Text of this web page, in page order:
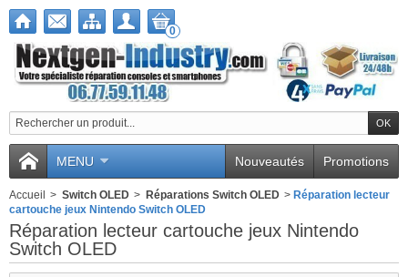
0
MENU Promotions
Nouveautés
Accueil > Switch OLED > Réparations Switch OLED > Réparation lecteur
cartouche jeux Nintendo Switch OLED
Réparation lecteur cartouche jeux Nintendo
Switch OLED